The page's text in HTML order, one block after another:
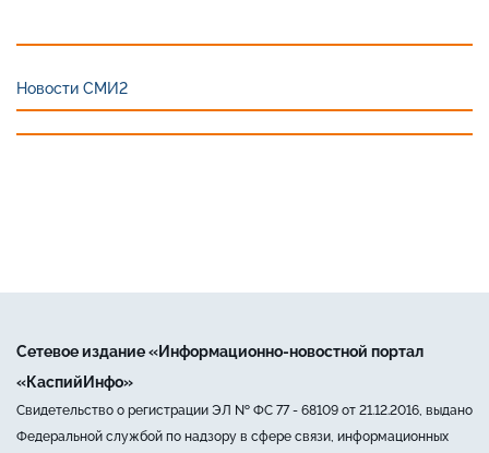
Новости СМИ2
Сетевое издание «Информационно-новостной портал
«КаспийИнфо»
Свидетельство о регистрации ЭЛ № ФС 77 - 68109 от 21.12.2016, выдано
Федеральной службой по надзору в сфере связи, информационных